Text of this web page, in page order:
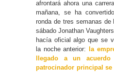
afrontará ahora una
mañana, se ha
ronda de tres semanas
sábado Jonathan
hacía oficial algo que se
la noche anterior:
la
llegado a un
patrocinador principal se